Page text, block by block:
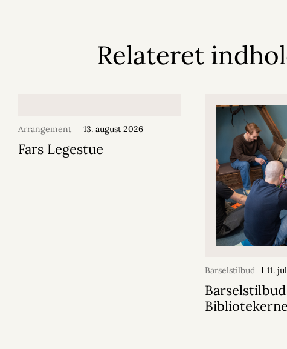
Relateret
Arrangement 13. august 2026
Fars Legestue
Barselstilbud 11.
Bibliotekerne